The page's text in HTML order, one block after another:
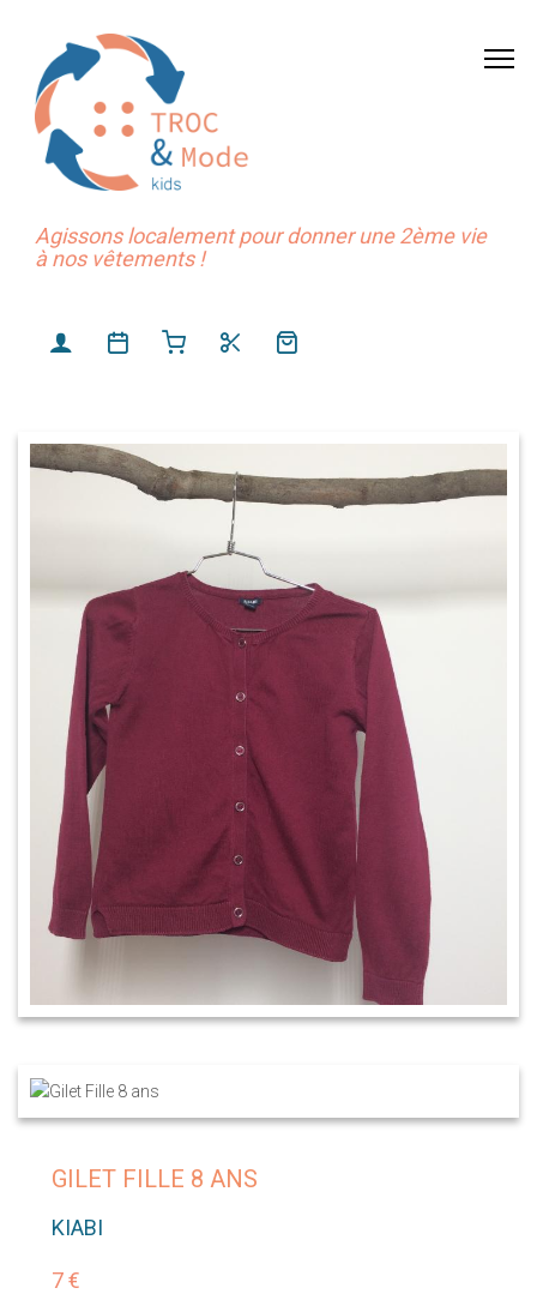
Agissons localement pour donner une 2ème vie
à nos vêtements !
GILET FILLE 8 ANS
KIABI
7 €